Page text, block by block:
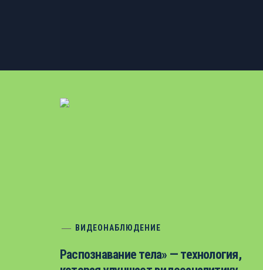
ВИДЕОНАБЛЮДЕНИЕ
Распознавание тела» — технология,